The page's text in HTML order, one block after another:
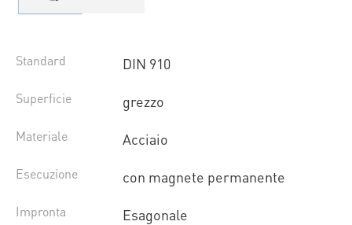
Standard DIN 910
Superficie grezzo
Materiale Acciaio
Esecuzione con magnete permanente
Impronta Esagonale